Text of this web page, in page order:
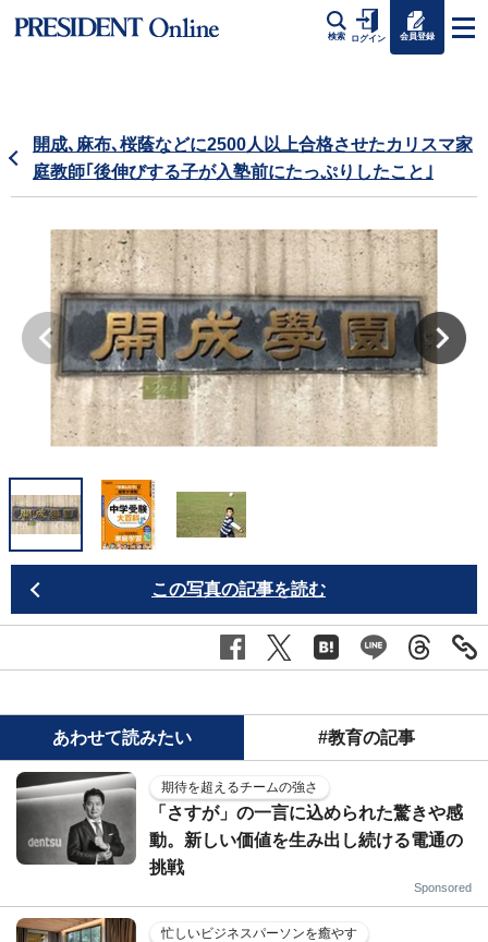
検索 ログイン 会員登録
開成､麻布､桜蔭などに2500人以上合格させたカリスマ家
庭教師｢後伸びする子が入塾前にたっぷりしたこと｣
この写真の記事を読む
あわせて読みたい #教育の記事
期待を超えるチームの強さ
「さすが」の一言に込められた驚きや感
動。新しい価値を生み出し続ける電通の
挑戦
Sponsored
忙しいビジネスパーソンを癒やす